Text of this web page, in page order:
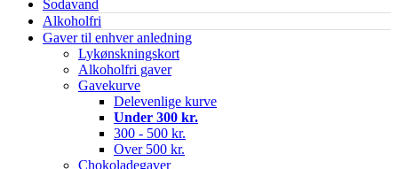
Sodavand
Alkoholfri
Gaver til enhver anledning
Lykønskningskort
Alkoholfri gaver
Gavekurve
Delevenlige kurve
Under 300 kr.
300 - 500 kr.
Over 500 kr.
Chokoladegaver